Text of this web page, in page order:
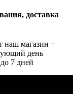
доставка
наш магазин +
день
7 дней